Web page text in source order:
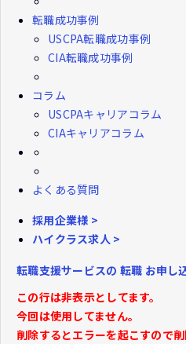
転職成功事例
USCPA転職成功事例
CIA転職成功事例
コラム
USCPAキャリアコラム
CIAキャリアコラム
よくある質問
採用企業様 >
ハイクラス求人 >
転職支援サービスの 転職 お申し
この行は非表示としてます。
今回は使用してません。
削除するとエラーを起こすので